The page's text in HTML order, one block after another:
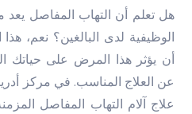
هل تعلم أن التهاب المفاصل يعد
الوظيفية لدى البالغين؟ نعم،
أن يؤثر هذا المرض على حياتك
عن العلاج المناسب. في مركز
علاج آلام التهاب المفاصل